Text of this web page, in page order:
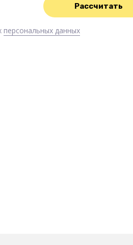
персональных данных